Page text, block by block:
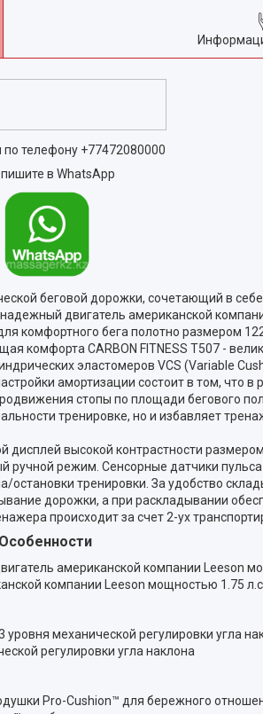
по телефону +77472080000
в WhatsApp
беговой дорожки, сочетающий в
двигатель американской
комфортного бега полотно размером
комфорта CARBON FITNESS T507 -
эластомеров VCS (Variable
амортизации состоит в том, что в
стопы по площади бегового
тренировке, но и избавляет
высокой контрастности
ручной режим. Сенсорные датчики
тренировки. За удобство
дорожки, а при раскладывании
происходит за счет 2-ух
Особенности
компании Leeson мощностью 1.75 л.с.
регулировки угла наклона